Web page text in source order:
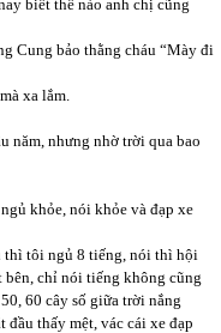
biết thế nào anh chị cũng
Cung bảo thằng cháu “Mày đi
xa lắm.
năm, nhưng nhờ trời qua bao
khỏe, nói khỏe và đạp xe
thì tôi ngủ 8 tiếng, nói thì hội
chỉ nói tiếng không cũng
60 cây số giữa trời nắng
thấy mệt, vác cái xe đạp